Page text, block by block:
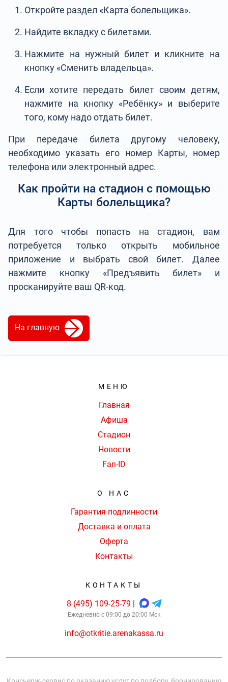
Откройте раздел «Карта болельщика».
Найдите вкладку с билетами.
Нажмите на нужный билет и кликните на
кнопку «Сменить владельца».
Если хотите передать билет своим детям,
нажмите на кнопку «Ребёнку» и выберите
того, кому надо отдать билет.
При передаче билета другому человеку,
необходимо указать его номер Карты, номер
телефона или электронный адрес.
Как пройти на стадион с помощью
Карты болельщика?
Для того чтобы попасть на стадион, вам
потребуется только открыть мобильное
приложение и выбрать свой билет. Далее
нажмите кнопку «Предъявить билет» и
просканируйте ваш QR-код.
На главную
МЕНЮ
Главная
Афиша
Стадион
Новости
Fan-ID
О НАС
Гарантия подлинности
Доставка и оплата
Оферта
Контакты
КОНТАКТЫ
8 (495) 109-25-79 |
Ежедневно с 09:00 до 20:00 Мск
info@otkritie.arenakassa.ru